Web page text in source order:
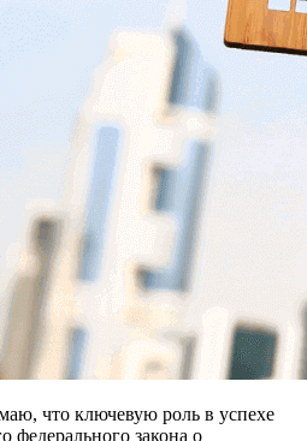
что ключевую роль в успехе
федерального закона о